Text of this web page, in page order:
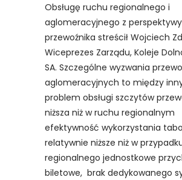
Obsługę ruchu regionalnego i
aglomeracyjnego z perspektywy
przewoźnika streścił Wojciech
Wiceprezes Zarządu, Koleje
SA. Szczególne wyzwania
aglomeracyjnych to między
problem obsługi szczytów
niższa niż w ruchu regionalnym
efektywność wykorzystania
relatywnie niższe niż w
regionalnego jednostkowe
biletowe, brak dedykowanego